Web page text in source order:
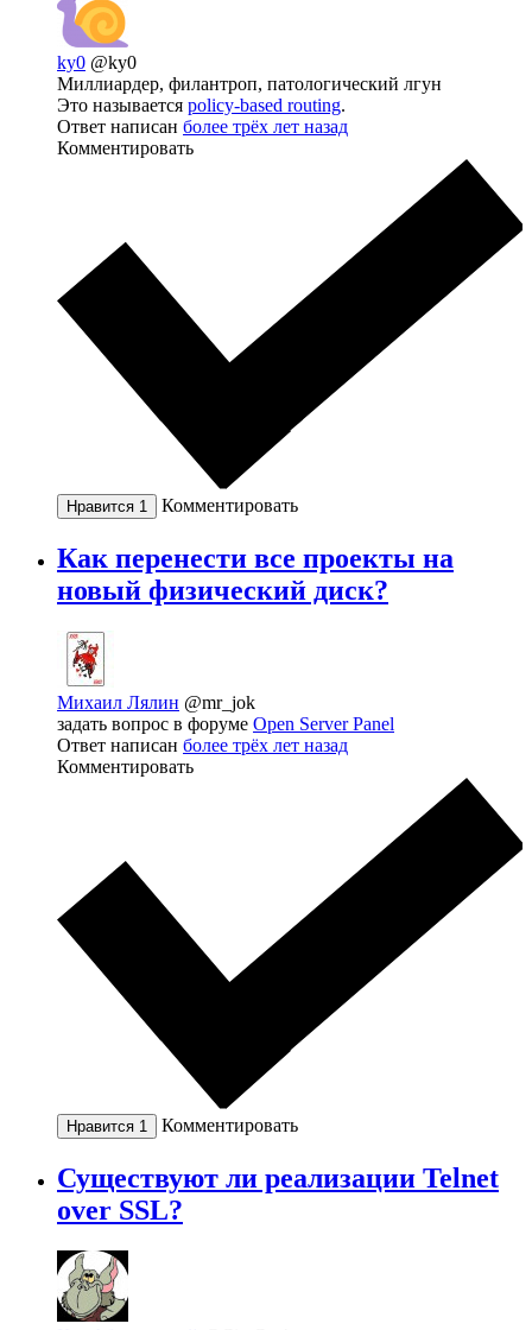
ky0 @ky0
Миллиардер, филантроп, патологический лгун
Это называется policy-based routing.
Ответ написан более трёх лет назад
Комментировать
Нравится 1 Комментировать
Как перенести все проекты на
новый физический диск?
Михаил Лялин @mr_jok
задать вопрос в форуме Open Server Panel
Ответ написан более трёх лет назад
Комментировать
Нравится 1 Комментировать
Существуют ли реализации Telnet
over SSL?